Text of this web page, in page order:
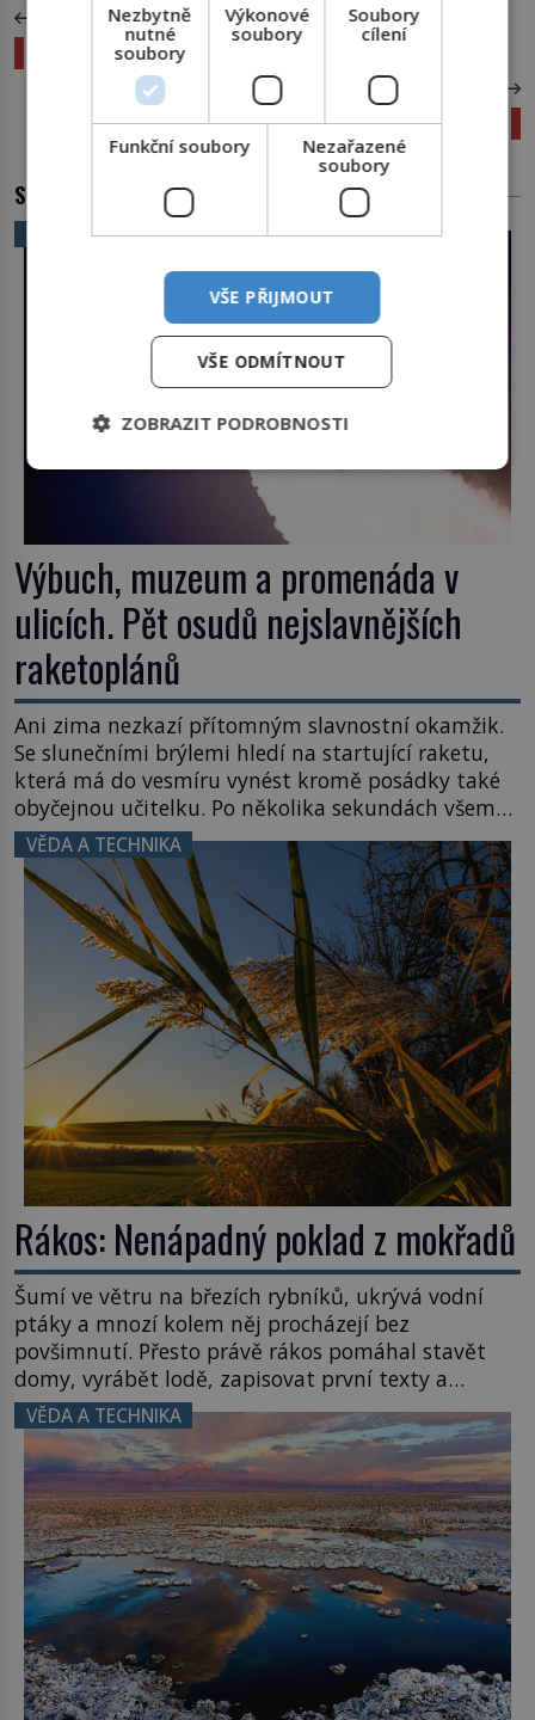
PŘEDCHOZÍ ČLÁNEK
Kdo sveze mrtvou stopařku?
Případ Tuskege: Jak se (ne)léčí syfilis
SOUVISEJÍCÍ ČLÁNKY
VĚDA A TECHNIKA
Výbuch, muzeum a promenáda v
ulicích. Pět osudů nejslavnějších
raketoplánů
Ani zima nezkazí přítomným slavnostní okamžik.
Se slunečními brýlemi hledí na startující raketu,
která má do vesmíru vynést kromě posádky také
obyčejnou učitelku. Po několika sekundách všem
ztuhnou úsměvy, stroj totiž exploduje. Jejich
konstrukce není z levného kraje, daňové
poplatníky stojí miliardy dolarů. Na druhou stranu
zvládnou jen představitelné věci. Na malé kousky
Název: Columbia První […]
VĚDA A TECHNIKA
Rákos: Nenápadný poklad z mokřadů
Šumí ve větru na březích rybníků, ukrývá vodní
ptáky a mnozí kolem něj procházejí bez
povšimnutí. Přesto právě rákos pomáhal stavět
domy, vyrábět lodě, zapisovat první texty a
inspiroval řadu pověstí. Tato skromná, ale
užitečná rostlina provází člověka už tisíce let.
Většina lidí vnímá rákos jen jako obyčejnou kulisu
letního koupání. Stačí se však podívat […]
VĚDA A TECHNIKA
Nezbytně
nutné
soubory
Výkonové
soubory
Soubory
cílení
Funkční soubory
Nezařazené
soubory
VŠE PŘIJMOUT
VŠE ODMÍTNOUT
ZOBRAZIT PODROBNOSTI